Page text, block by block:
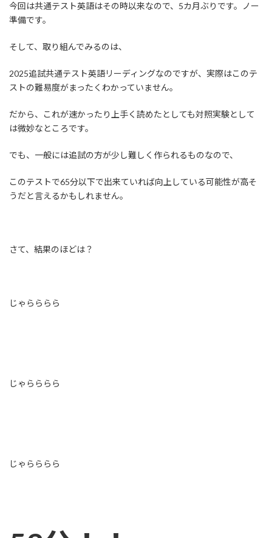
今回は共通テスト英語はその時以来なので、5カ月ぶりです。ノー
準備です。
そして、取り組んでみるのは、
2025追試共通テスト英語リーディングなのですが、実際はこのテ
ストの難易度がまったくわかっていません。
だから、これが速かったり上手く読めたとしても対照実験として
は微妙なところです。
でも、一般には追試の方が少し難しく作られるものなので、
このテストで65分以下で出来ていれば向上している可能性が高そ
うだと言えるかもしれません。
さて、結果のほどは？
じゃらららら
じゃらららら
じゃらららら